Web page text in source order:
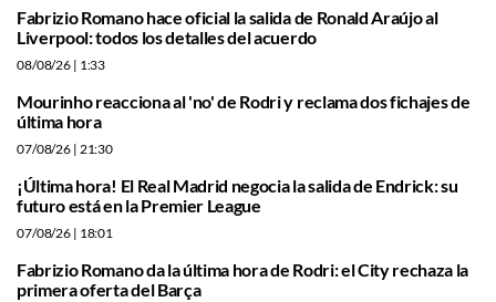
Fabrizio Romano hace oficial la salida de Ronald Araújo al
Liverpool: todos los detalles del acuerdo
08/08/26 | 1:33
Mourinho reacciona al 'no' de Rodri y reclama dos fichajes de
última hora
07/08/26 | 21:30
¡Última hora! El Real Madrid negocia la salida de Endrick: su
futuro está en la Premier League
07/08/26 | 18:01
Fabrizio Romano da la última hora de Rodri: el City rechaza la
primera oferta del Barça